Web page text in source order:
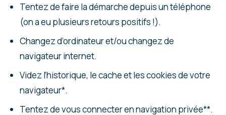
Tentez de faire la démarche depuis un téléphone
(on a eu plusieurs retours positifs !).
Changez d’ordinateur et/ou changez de
navigateur internet.
Videz l’historique, le cache et les cookies de votre
navigateur*.
Tentez de vous connecter en navigation privée**.